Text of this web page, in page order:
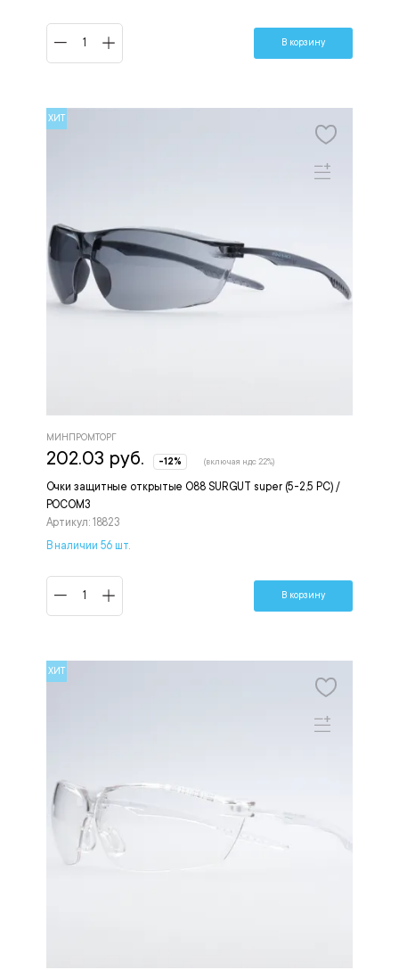
В корзину
ХИТ
Очки защитные открытые О88 SURGUT super (5-2,5 PC) /
РОСОМЗ
Артикул: 18823
МИНПРОМТОРГ
202.03 руб. -12% (включая ндс 22%)
В наличии 56 шт.
В корзину
ХИТ